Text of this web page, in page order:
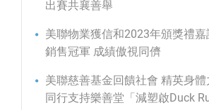
出賽共襄善舉
美聯物業獲信和2023年頒獎禮
銷售冠軍 成績傲視同儕
美聯慈善基金回饋社會 精英身
同行支持樂善堂「減塑啟Duck